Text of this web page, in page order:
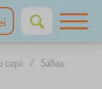
copii / Saltea